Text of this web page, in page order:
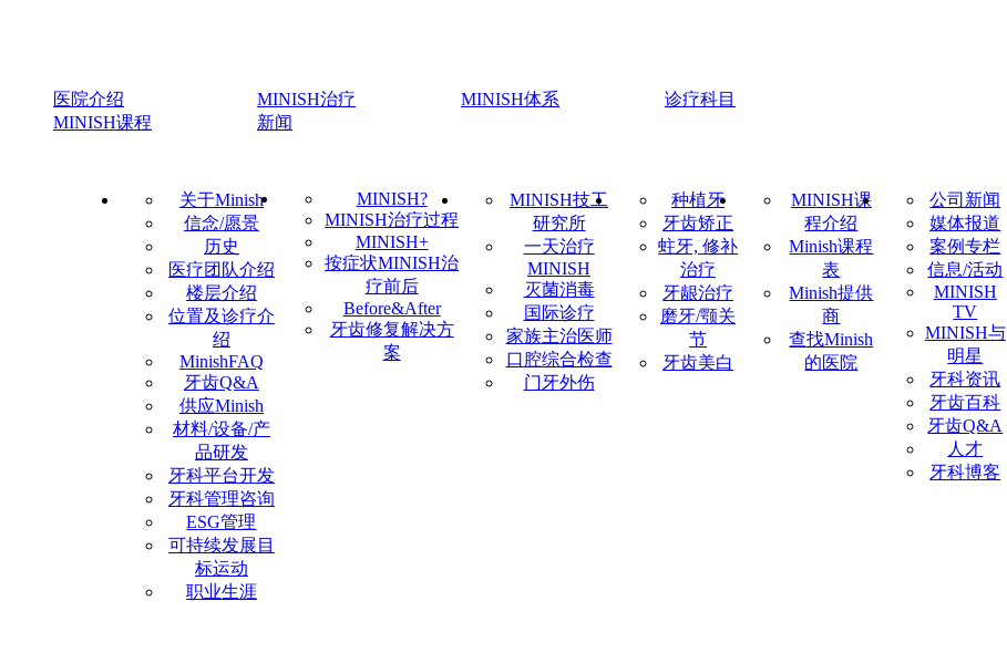
医院介绍 MINISH治疗 MINISH体系
诊疗科目
MINISH课程
新闻
关于Minish
信念/愿景
历史
医疗团队介绍
楼层介绍
位置及诊疗介
绍
MinishFAQ
牙齿Q&A
供应Minish
材料/设备/产
品研发
牙科平台开发
牙科管理咨询
ESG管理
可持续发展目
标运动
职业生涯
MINISH?
MINISH治疗过程
MINISH+
按症状MINISH治
疗前后
Before&After
牙齿修复解决方
案
MINISH技工
研究所
一天治疗
MINISH
灭菌消毒
国际诊疗
家族主治医师
口腔综合检查
门牙外伤
种植牙
牙齿矫正
蛀牙, 修补
治疗
牙龈治疗
磨牙/颚关
节
牙齿美白
MINISH课
程介绍
Minish课程
表
Minish提供
商
查找Minish
的医院
公司新闻
媒体报道
案例专栏
信息/活动
MINISH
TV
MINISH与
明星
牙科资讯
牙齿百科
牙齿Q&A
人才
牙科博客